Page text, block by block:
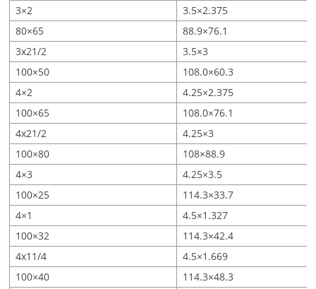
3×2
3.5×2.375
80×65
88.9×76.1
3x21/2
3.5×3
100×50
108.0×60.3
4×2
4.25×2.375
100×65
108.0×76.1
4x21/2
4.25×3
100×80
108×88.9
4×3
4.25×3.5
100×25
114.3×33.7
4×1
4.5×1.327
100×32
114.3×42.4
4x11/4
4.5×1.669
100×40
114.3×48.3